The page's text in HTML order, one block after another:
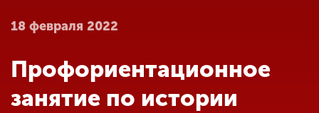
Абитуриенту
18 февраля 2022
Профориентационное
занятие по истории